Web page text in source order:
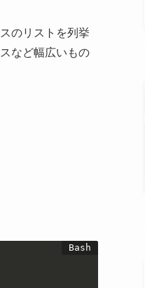
のリストを列挙
など幅広いもの